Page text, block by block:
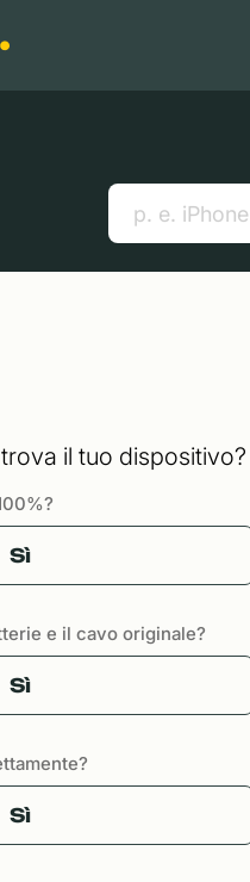
il tuo dispositivo?
Sì
e il cavo originale?
Sì
Sì